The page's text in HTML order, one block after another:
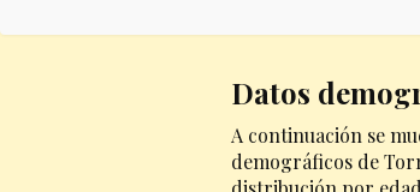
Datos
A continuación se
demográficos de